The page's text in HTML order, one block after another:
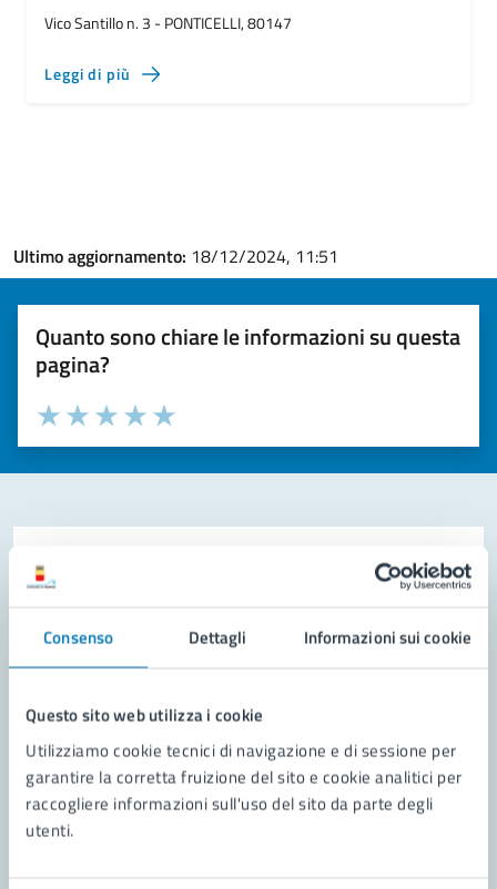
Consenso Dettagli Informazioni sui cookie
Questo sito web utilizza i cookie
Utilizziamo cookie tecnici di navigazione e di sessione per
garantire la corretta fruizione del sito e cookie analitici per
raccogliere informazioni sull'uso del sito da parte degli
utenti.
Vico Santillo n. 3 - PONTICELLI, 80147
Leggi di più
Ultimo aggiornamento: 18/12/2024, 11:51
Quanto sono chiare le informazioni su questa
pagina?
Valuta la chiarezza delle informazioni (da 1 a 5 stelle)
Seleziona il numero di stelle per valutare la chiarezza delle
Valuta 5 stelle su 5
Valuta 4 stelle su 5
Valuta 3 stelle su 5
Valuta 2 stelle su 5
Valuta 1 stelle su 5
Contatta il comune
Prenota appuntamento
Problemi in città
Segnala disservizio